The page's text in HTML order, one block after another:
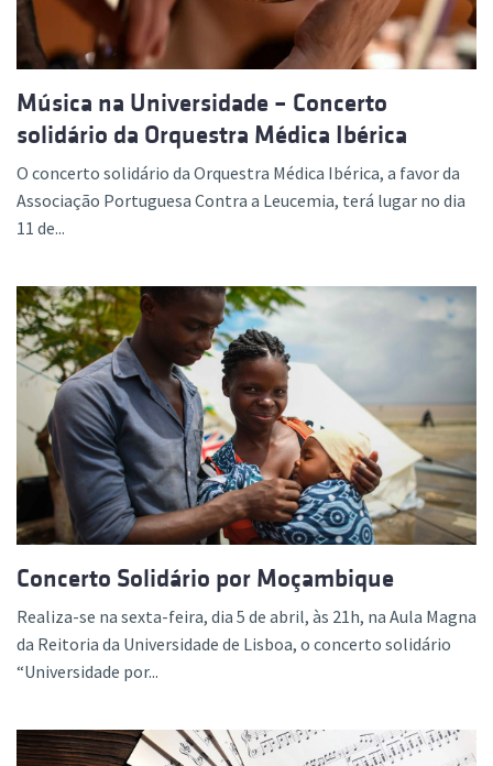
Música na Universidade – Concerto
solidário da Orquestra Médica Ibérica
O concerto solidário da Orquestra Médica Ibérica, a favor da
Associação Portuguesa Contra a Leucemia, terá lugar no dia
11 de...
Concerto Solidário por Moçambique
Realiza-se na sexta-feira, dia 5 de abril, às 21h, na Aula Magna
da Reitoria da Universidade de Lisboa, o concerto solidário
“Universidade por...